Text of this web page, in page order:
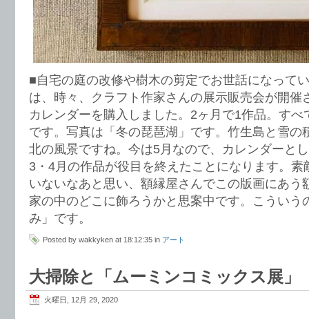
■自宅の庭の改修や樹木の剪定でお世話になって
は、時々、クラフト作家さんの展示販売会が開催
カレンダーを購入しました。2ヶ月で1作品。す
です。写真は「冬の琵琶湖」です。竹生島と雪
北の風景ですね。今は5月なので、カレンダーと
3・4月の作品が役目を終えたことになります。素
いないなあと思い、額縁屋さんでこの版画にあう
家の中のどこに飾ろうかと思案中です。こういう
み」です。
Posted by wakkyken at 18:12:35 in アート
大掃除と「ムーミンコミックス展」
火曜日, 12月 29, 2020